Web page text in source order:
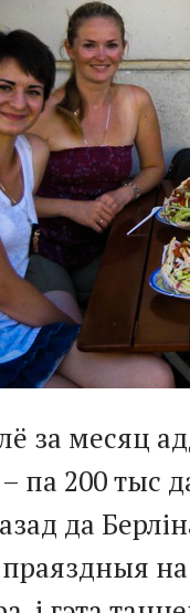
за месяц
па 200 тыс
да